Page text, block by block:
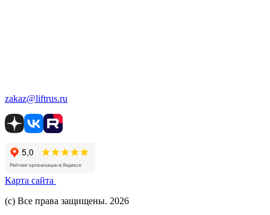
zakaz@liftrus.ru
Карта сайта
(с) Все права защищены. 2026